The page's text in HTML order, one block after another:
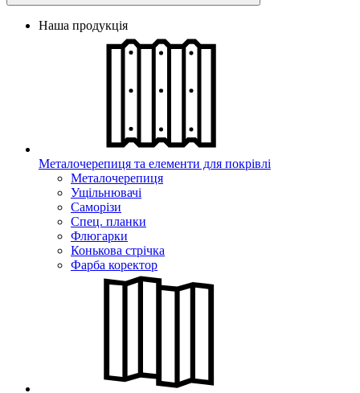
Наша продукція
Металочерепиця та елементи для покрівлі
Металочерепиця
Ущільнювачі
Саморізи
Спец. планки
Флюгарки
Конькова стрічка
Фарба коректор